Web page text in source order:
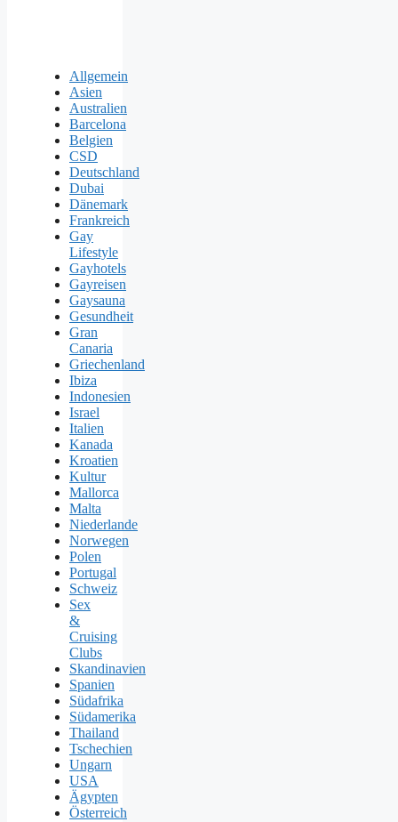
Allgemein
Asien
Australien
Barcelona
Belgien
CSD
Deutschland
Dubai
Dänemark
Frankreich
Gay
Lifestyle
Gayhotels
Gayreisen
Gaysauna
Gesundheit
Gran
Canaria
Griechenland
Ibiza
Indonesien
Israel
Italien
Kanada
Kroatien
Kultur
Mallorca
Malta
Niederlande
Norwegen
Polen
Portugal
Schweiz
Sex
&
Cruising
Clubs
Skandinavien
Spanien
Südafrika
Südamerika
Thailand
Tschechien
Ungarn
USA
Ägypten
Österreich